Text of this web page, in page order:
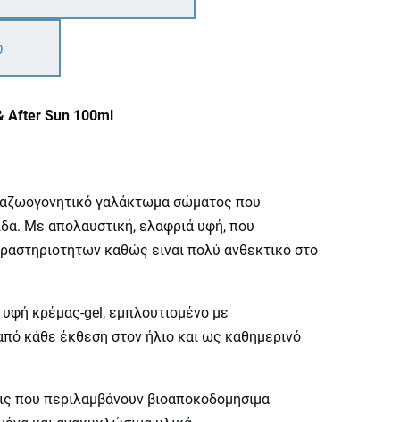
After Sun 100ml
γαλάκτωμα σώματος που
Με απολαυστική, ελαφριά υφή, που
καθώς είναι πολύ ανθεκτικό στο
κρέμας-gel, εμπλουτισμένο με
κάθε έκθεση στον ήλιο και ως καθημερινό
που περιλαμβάνουν βιοαποκοδομήσιμα